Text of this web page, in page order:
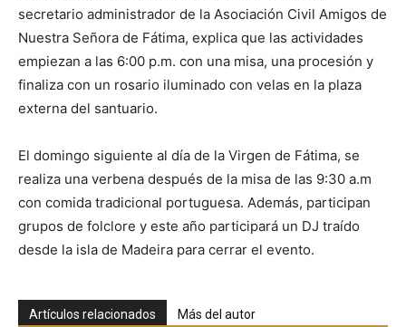
secretario administrador de la Asociación Civil Amigos de
Nuestra Señora de Fátima, explica que las actividades
empiezan a las 6:00 p.m. con una misa, una procesión y
finaliza con un rosario iluminado con velas en la plaza
externa del santuario.
El domingo siguiente al día de la Virgen de Fátima, se
realiza una verbena después de la misa de las 9:30 a.m
con comida tradicional portuguesa. Además, participan
grupos de folclore y este año participará un DJ traído
desde la isla de Madeira para cerrar el evento.
Artículos relacionados Más del autor